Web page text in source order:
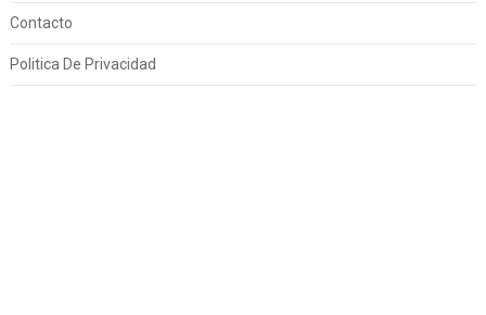
Contacto
Politica De Privacidad